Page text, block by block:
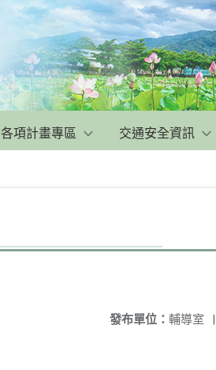
各項計畫專區 交通安全資訊
發布單位： 輔導室 |